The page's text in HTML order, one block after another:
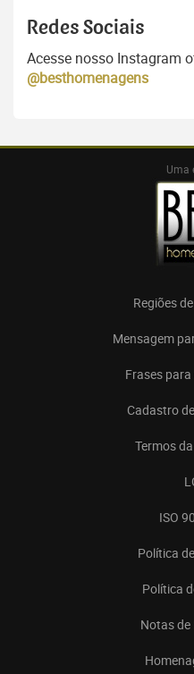
Redes Sociais
Acesse nosso Instagram
@besthomenagens
Uma
Regiões
Mensagem
Frases
Cadastro
Termos
ISO
Política
Política
Notas